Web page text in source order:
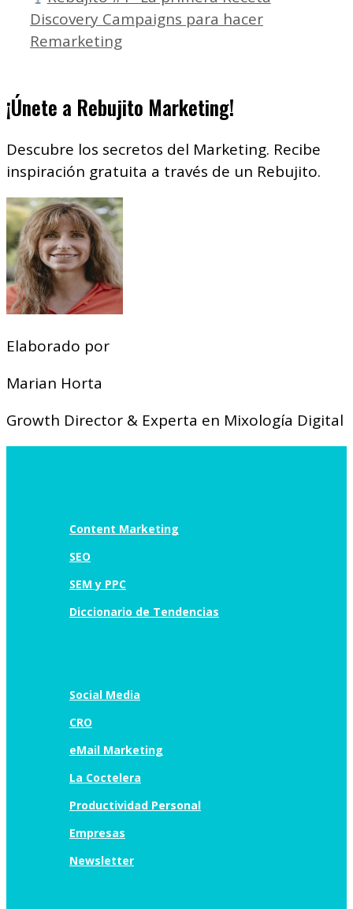
Discovery Campaigns para hacer
Remarketing
¡Únete a Rebujito Marketing!
Descubre los secretos del Marketing. Recibe
inspiración gratuita a través de un Rebujito.
Elaborado por
Marian Horta
Growth Director & Experta en Mixología Digital
Content Marketing
SEO
SEM y PPC
Diccionario de Tendencias
Social Media
CRO
eMail Marketing
La Coctelera
Productividad Personal
Empresas
Newsletter